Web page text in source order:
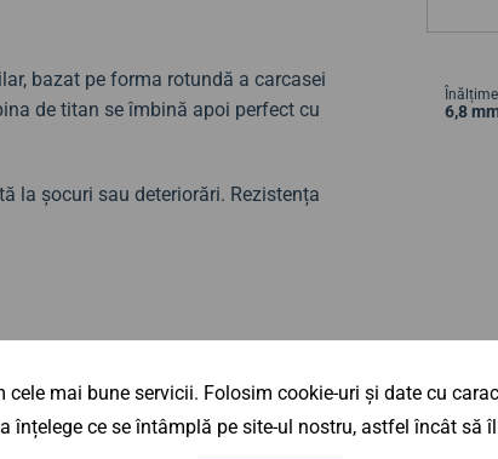
bazat pe forma rotundă a carcasei
de titan se îmbină apoi perfect cu
la șocuri sau deteriorări. Rezistența
6,8
01mai bune servicii. Folosim cookie-uri și date cu
înțelege ce se întâmplă pe site-ul nostru, astfel încât